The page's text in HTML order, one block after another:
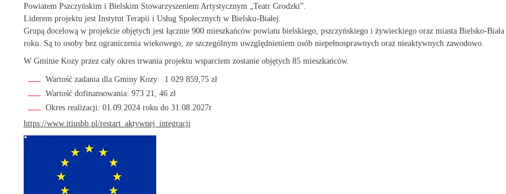
Powiatem Pszczyńskim i Bielskim Stowarzyszeniem Artystycznym „Teatr Grodzki”.
Liderem projektu jest Instytut Terapii i Usług Społecznych w Bielsku-Białej.
Grupą docelową w projekcie objętych jest łącznie 900 mieszkańców powiatu bielskiego, pszczyńskiego i żywieckiego oraz miasta Bielsko-Biała
roku. Są to osoby bez ograniczenia wiekowego, ze szczególnym uwzględnieniem osób niepełnosprawnych oraz nieaktywnych zawodowo.
W Gminie Kozy przez cały okres trwania projektu wsparciem zostanie objętych 85 mieszkańców.
Wartość zadania dla Gminy Kozy: 1 029 859,75 zł
Wartość dofinansowania: 973 21, 46 zł
Okres realizacji: 01.09.2024 roku do 31.08.2027r
https://www.itiusbb.pl/restart_aktywnej_integracji